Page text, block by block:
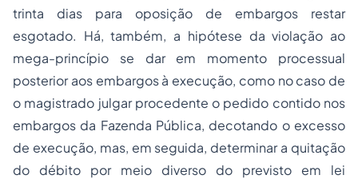
trinta dias para oposição de embargos restar
esgotado. Há, também, a hipótese da violação ao
mega-princípio se dar em momento processual
posterior aos embargos à execução, como no caso de
o magistrado julgar procedente o pedido contido nos
embargos da Fazenda Pública, decotando o excesso
de execução, mas, em seguida, determinar a quitação
do débito por meio diverso do previsto em lei